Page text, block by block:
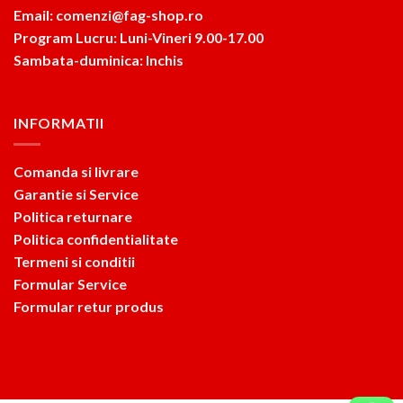
Email: comenzi@fag-shop.ro
Program Lucru: Luni-Vineri 9.00-17.00
Sambata-duminica: Inchis
INFORMATII
Comanda si livrare
Garantie si Service
Politica returnare
Politica confidentialitate
Termeni si conditii
Formular Service
Formular retur produs